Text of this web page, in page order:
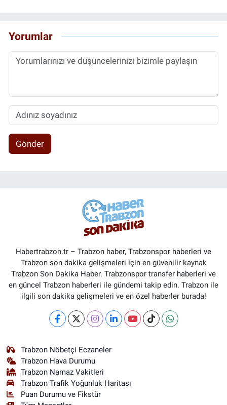
Yorumlar
Gönder
Habertrabzon.tr – Trabzon haber, Trabzonspor haberleri ve
Trabzon son dakika gelişmeleri için en güvenilir kaynak
Trabzon Son Dakika Haber. Trabzonspor transfer haberleri ve
en güncel Trabzon haberleri ile gündemi takip edin. Trabzon ile
ilgili son dakika gelişmeleri ve en özel haberler burada!
Trabzon Nöbetçi Eczaneler
Trabzon Hava Durumu
Trabzon Namaz Vakitleri
Trabzon Trafik Yoğunluk Haritası
Puan Durumu ve Fikstür